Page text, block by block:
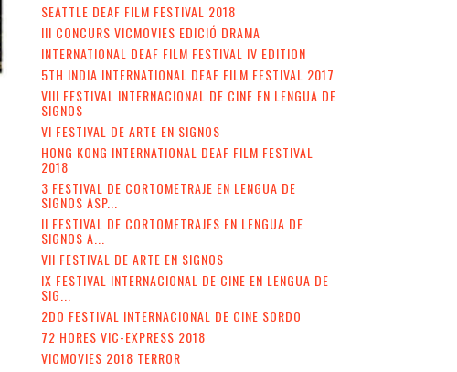
SEATTLE DEAF FILM FESTIVAL 2018
III CONCURS VICMOVIES EDICIÓ DRAMA
INTERNATIONAL DEAF FILM FESTIVAL IV EDITION
5TH INDIA INTERNATIONAL DEAF FILM FESTIVAL 2017
VIII FESTIVAL INTERNACIONAL DE CINE EN LENGUA DE
SIGNOS
VI FESTIVAL DE ARTE EN SIGNOS
HONG KONG INTERNATIONAL DEAF FILM FESTIVAL
2018
3 FESTIVAL DE CORTOMETRAJE EN LENGUA DE
SIGNOS ASP...
II FESTIVAL DE CORTOMETRAJES EN LENGUA DE
SIGNOS A...
VII FESTIVAL DE ARTE EN SIGNOS
IX FESTIVAL INTERNACIONAL DE CINE EN LENGUA DE
SIG...
2DO FESTIVAL INTERNACIONAL DE CINE SORDO
72 HORES VIC-EXPRESS 2018
VICMOVIES 2018 TERROR